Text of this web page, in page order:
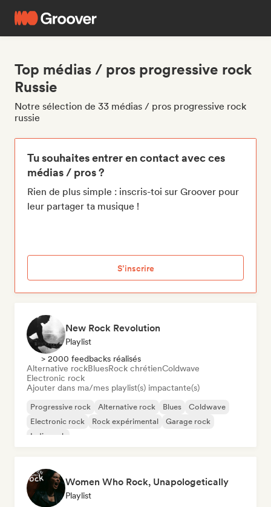
Top médias / pros progressive rock
Russie
Notre sélection de 33 médias / pros progressive rock
russie
Tu souhaites entrer en contact avec ces
médias / pros ?
Rien de plus simple : inscris-toi sur Groover pour
leur partager ta musique !
S’inscrire
New Rock Revolution
Playlist
> 2000 feedbacks réalisés
Alternative rockBluesRock chrétienColdwave
Electronic rock
Ajouter dans ma/mes playlist(s) impactante(s)
Progressive rock Alternative rock Blues
Coldwave
Electronic rock
Rock expérimental
Garage rock
Indie rock
Women Who Rock, Unapologetically
Playlist